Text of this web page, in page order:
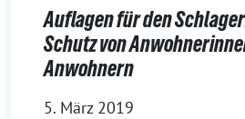
Auflagen für den
Schutz von
Anwohnern
5. März 2019